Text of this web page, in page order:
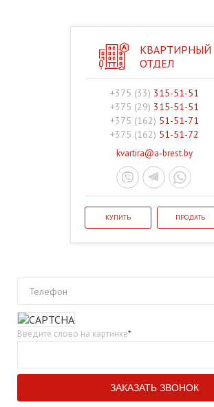
КВАРТИРНЫЙ
ОТДЕЛ
+375 (33) 315-51-51
+375 (29) 315-51-51
+375 (162) 51-51-71
+375 (162) 51-51-72
kvartira@a-brest.by
КУПИТЬ ПРОДАТЬ
Телефон
Введите слово на картинке*